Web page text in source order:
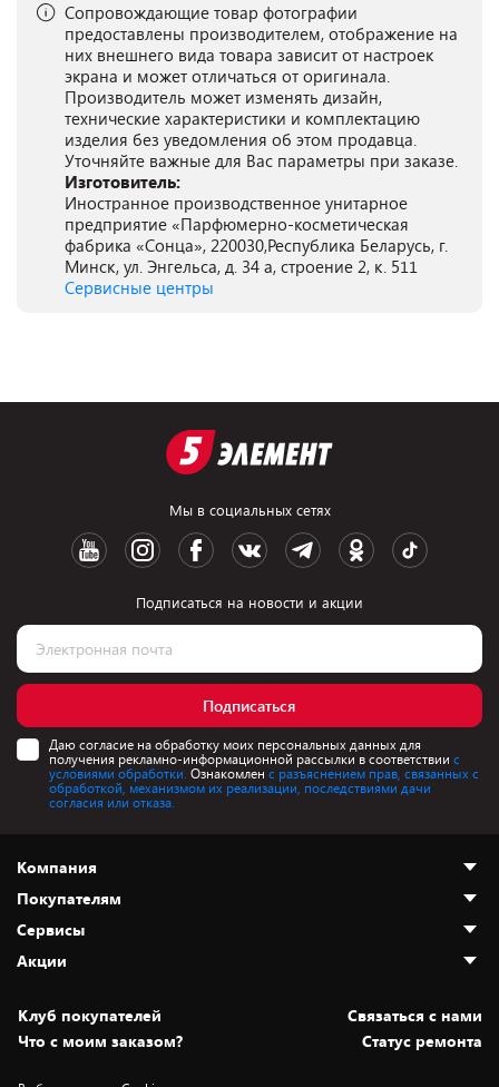
Сопровождающие товар фотографии
предоставлены производителем, отображение на
них внешнего вида товара зависит от настроек
экрана и может отличаться от оригинала.
Производитель может изменять дизайн,
технические характеристики и комплектацию
изделия без уведомления об этом продавца.
Уточняйте важные для Вас параметры при заказе.
Изготовитель:
Иностранное производственное унитарное
предприятие «Парфюмерно-косметическая
фабрика «Сонца», 220030,Республика Беларусь, г.
Минск, ул. Энгельса, д. 34 а, строение 2, к. 511
Сервисные центры
Мы в социальных сетях
Подписаться на новости и акции
Подписаться
Даю согласие на обработку моих персональных данных для
получения рекламно-информационной рассылки в соответствии с
условиями обработки. Ознакомлен с разъяснением прав, связанных с
обработкой, механизмом их реализации, последствиями дачи
согласия или отказа.
Компания
О нас
Адреса магазинов
Новости
Статьи и обзоры
Вакансии
Покупателям
Как сделать заказ
Оплата и доставка
Безналичный расчёт
Обмен и возврат товара
Сервисы
Установка техники
Для игровых консолей
Акции
Скидки и промокоды
Белорусские товары
Клуб покупателей
Cвязаться с нами
Что с моим заказом?
Статус ремонта